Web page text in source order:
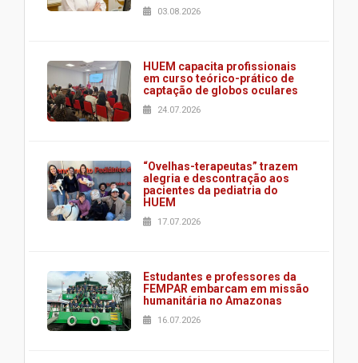
03.08.2026
HUEM capacita profissionais
em curso teórico-prático de
captação de globos oculares
24.07.2026
“Ovelhas-terapeutas” trazem
alegria e descontração aos
pacientes da pediatria do
HUEM
17.07.2026
Estudantes e professores da
FEMPAR embarcam em missão
humanitária no Amazonas
16.07.2026